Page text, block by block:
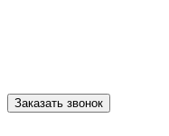
Заказать звонок